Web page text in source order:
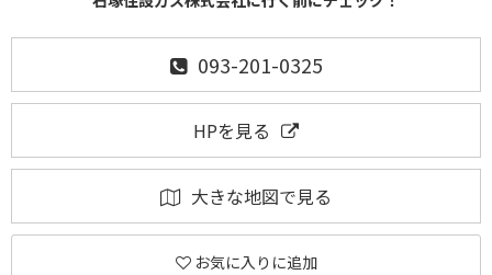
093-201-0325
HPを見る
大きな地図で見る
お気に入りに追加